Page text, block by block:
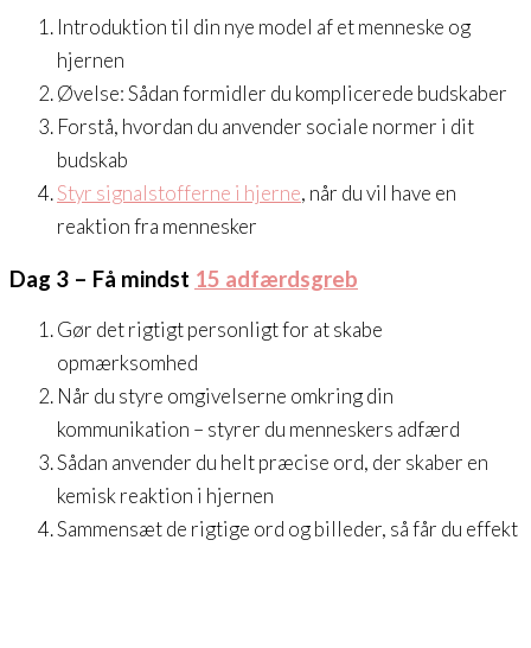
Introduktion til din nye model af et menneske og
hjernen
Øvelse: Sådan formidler du komplicerede budskaber
Forstå, hvordan du anvender sociale normer i dit
budskab
Styr signalstofferne i hjerne, når du vil have en
reaktion fra mennesker
Dag 3 – Få mindst 15 adfærdsgreb
Gør det rigtigt personligt for at skabe
opmærksomhed
Når du styre omgivelserne omkring din
kommunikation – styrer du menneskers adfærd
Sådan anvender du helt præcise ord, der skaber en
kemisk reaktion i hjernen
Sammensæt de rigtige ord og billeder, så får du effekt